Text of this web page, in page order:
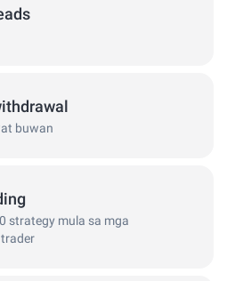
buwan
strategy mula sa mga